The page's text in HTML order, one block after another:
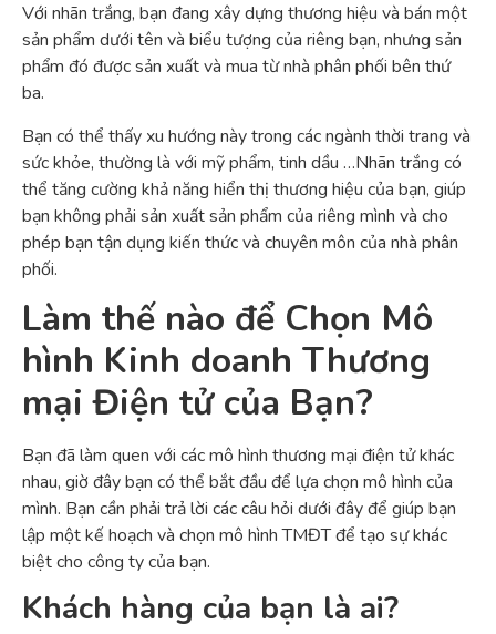
Với nhãn trắng, bạn đang xây dựng thương hiệu và bán một
sản phẩm dưới tên và biểu tượng của riêng bạn, nhưng sản
phẩm đó được sản xuất và mua từ nhà phân phối bên thứ
ba.
Bạn có thể thấy xu hướng này trong các ngành thời trang và
sức khỏe, thường là với mỹ phẩm, tinh dầu …Nhãn trắng có
thể tăng cường khả năng hiển thị thương hiệu của bạn, giúp
bạn không phải sản xuất sản phẩm của riêng mình và cho
phép bạn tận dụng kiến ​​thức và chuyên môn của nhà phân
phối.
Làm thế nào để Chọn Mô
hình Kinh doanh Thương
mại Điện tử của Bạn?
Bạn đã làm quen với các mô hình thương mại điện tử khác
nhau, giờ đây bạn có thể bắt đầu để lựa chọn mô hình của
mình. Bạn cần phải trả lời các câu hỏi dưới đây để giúp bạn
lập một kế hoạch và chọn mô hình TMĐT để tạo sự khác
biệt cho công ty của bạn.
Khách hàng của bạn là ai?